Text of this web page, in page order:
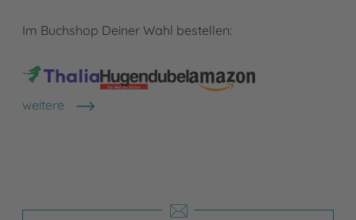
Im Buchshop Deiner Wahl bestellen:
weitere
Shops anzeigen